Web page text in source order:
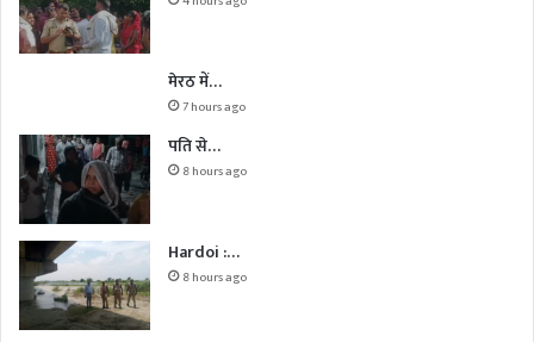
मेरठ में…
7 hours ago
पति से…
8 hours ago
Hardoi :…
8 hours ago